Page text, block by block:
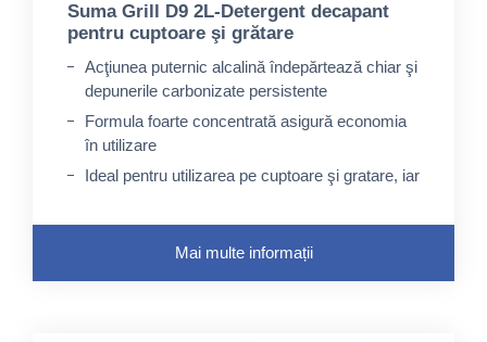
Suma Grill D9 2L-Detergent decapant
pentru cuptoare şi grătare
Acţiunea puternic alcalină îndepărtează chiar şi
depunerile carbonizate persistente
Formula foarte concentrată asigură economia
în utilizare
Ideal pentru utilizarea pe cuptoare şi gratare, iar
Mai multe informații